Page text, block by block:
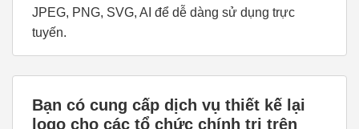
JPEG, PNG, SVG, AI để dễ dàng sử dụng trực
tuyến.
Bạn có cung cấp dịch vụ thiết kế lại
logo cho các tổ chức chính trị trên